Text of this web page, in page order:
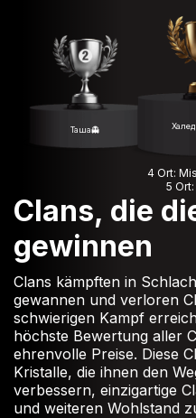
Таша👻
4 Ort:
5
Clans, die
gewinnen
Clans kämpften in
gewannen und verloren
schwierigen Kampf
höchste Bewertung aller
ehrenvolle Preise. Diese
Kristalle, die ihnen den
verbessern, einzigartige
und weiteren Wohlstand